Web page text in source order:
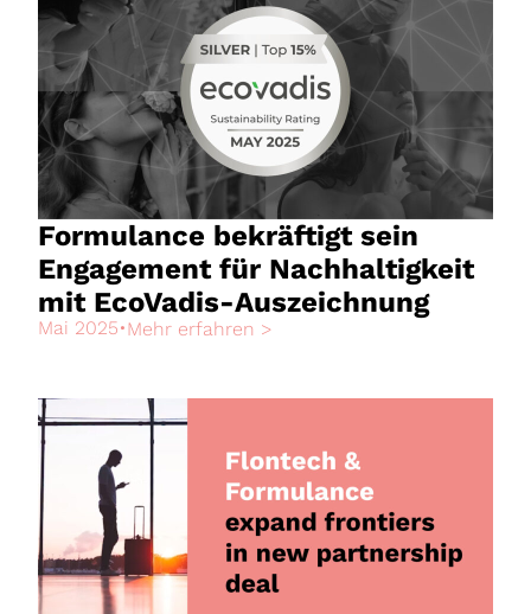
Formulance bekräftigt sein
Engagement für Nachhaltigkeit
mit EcoVadis-Auszeichnung
Mai 2025•Mehr erfahren >